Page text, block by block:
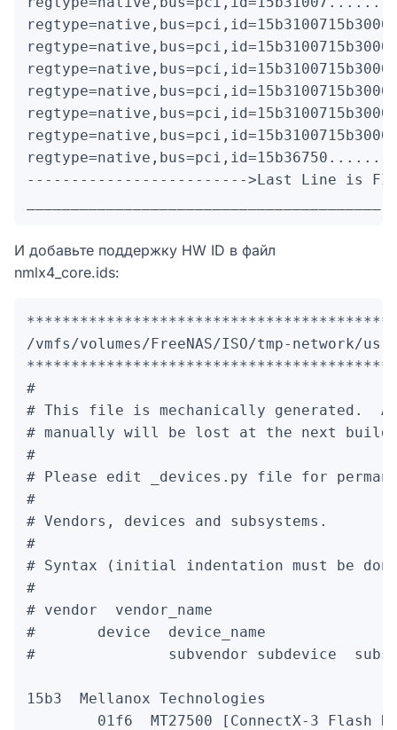
------------------------->Last Line is
И добавьте поддержку HW ID в файл
nmlx4_core.ids:
/vmfs/volumes/FreeNAS/ISO/tmp-
#
# This file is mechanically generated.  Any
# manually will be lost at the next
#
# Please edit
_devices.py file for
#
# Vendors, devices and subsystems.
#
# Syntax (initial indentation must be
#
# vendor  vendor_name
#       device  device_name
#               subvendor subdevice
15b3  Mellanox Technologies
01f6  MT27500 [ConnectX-3 Flash